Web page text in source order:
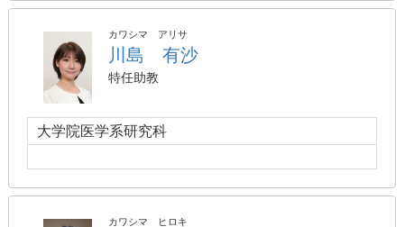
カワシマ アリサ
川島 有沙
特任助教
大学院医学系研究科
カワシマ ヒロキ